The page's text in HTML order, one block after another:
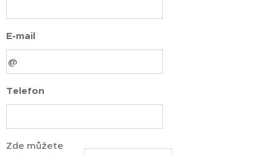
E-mail
Telefon
Zde můžete